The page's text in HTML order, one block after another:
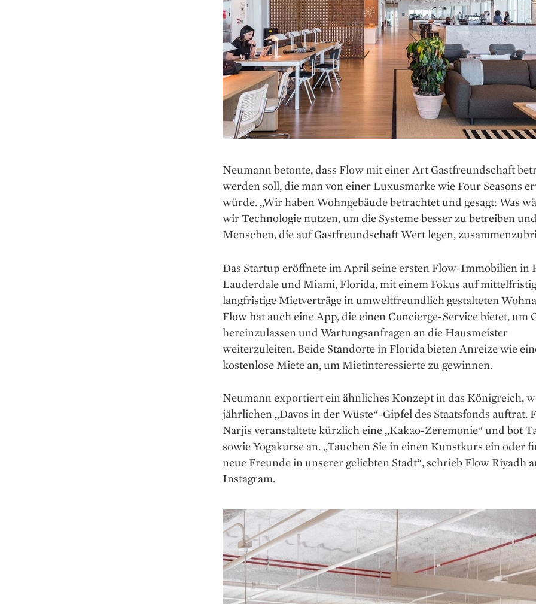
Neumann betonte, dass Flow mit einer Art Gastfreundschaft
werden soll, die man von einer Luxusmarke wie Four Seasons
würde. „Wir haben Wohngebäude betrachtet und gesagt: Was
wir Technologie nutzen, um die Systeme besser zu betreiben
Menschen, die auf Gastfreundschaft Wert legen,
Das Startup eröffnete im April seine ersten Flow-Immobilien in
Lauderdale und Miami, Florida, mit einem Fokus auf
langfristige Mietverträge in umweltfreundlich gestalteten
Flow hat auch eine App, die einen Concierge-Service bietet, um
hereinzulassen und Wartungsanfragen an die Hausmeister
weiterzuleiten. Beide Standorte in Florida bieten Anreize wie
kostenlose Miete an, um Mietinteressierte zu gewinnen.
Neumann exportiert ein ähnliches Konzept in das Königreich,
jährlichen „Davos in der Wüste“-Gipfel des Staatsfonds auftrat.
Narjis veranstaltete kürzlich eine „Kakao-Zeremonie“ und bot
sowie Yogakurse an. „Tauchen Sie in einen Kunstkurs ein oder
neue Freunde in unserer geliebten Stadt“, schrieb Flow Riyadh
Instagram.